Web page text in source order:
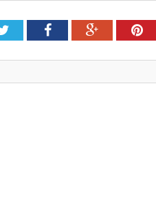
TwitterFacebookGoogle+